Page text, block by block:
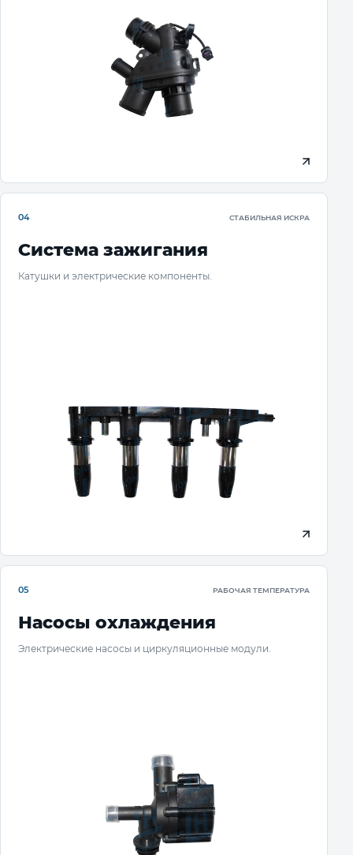
04 СТАБИЛЬНАЯ ИСКРА
Система зажигания
Катушки и электрические компоненты.
05 РАБОЧАЯ ТЕМПЕРАТУРА
Насосы охлаждения
Электрические насосы и циркуляционные модули.